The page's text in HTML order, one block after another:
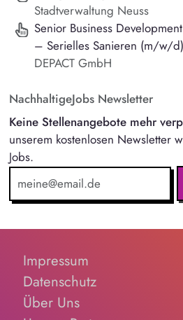
Stadtverwaltung Neuss
Senior Business
– Serielles Sanieren (m/w/d)
DEPACT GmbH
NachhaltigeJobs Newsletter
Keine Stellenangebote mehr
unserem kostenlosen Newsletter
Jobs.
Impressum
Datenschutz
Über Uns